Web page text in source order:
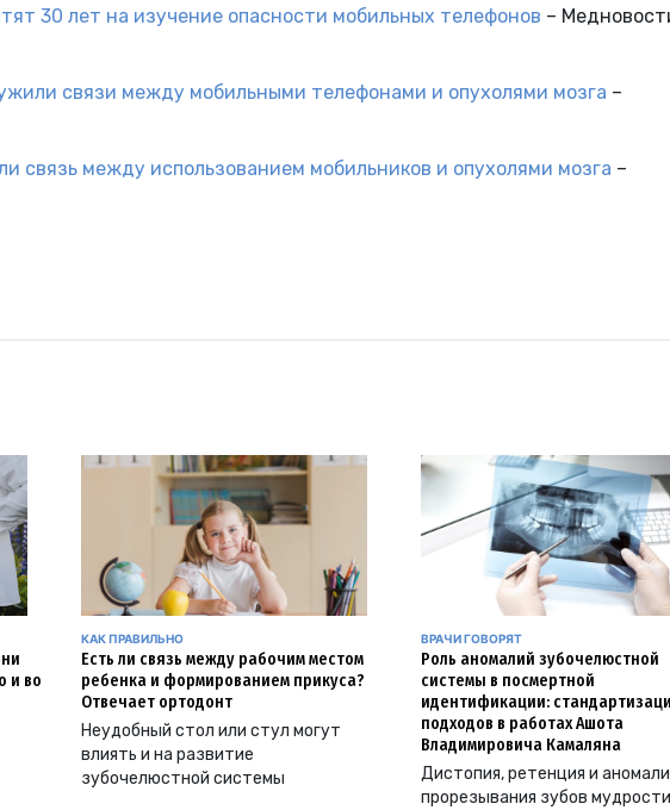
30 лет на изучение опасности мобильных телефонов –
связи между мобильными телефонами и опухолями мозга –
связь между использованием мобильников и опухолями мозга –
и во
КАК ПРАВИЛЬНО
Есть ли связь между рабочим местом
ребенка и формированием прикуса?
Отвечает ортодонт
Неудобный стол или стул могут
влиять и на развитие
зубочелюстной системы
ВРАЧИ ГОВОРЯТ
Роль аномалий зубочелюстной
системы в посмертной
идентификации:
подходов в работах Ашота
Владимировича Камаляна
Дистопия, ретенция и
прорезывания зубов